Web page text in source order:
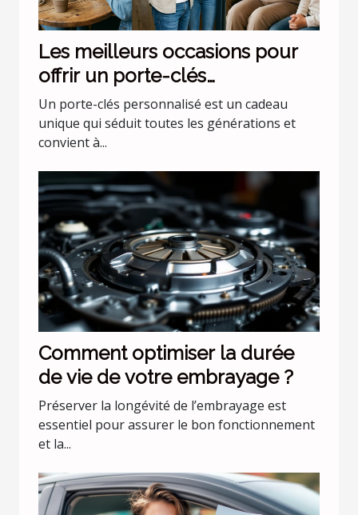
Les meilleurs occasions pour
offrir un porte-clés
personnalisé
Un porte-clés personnalisé est un cadeau
unique qui séduit toutes les générations et
convient à...
Comment optimiser la durée
de vie de votre embrayage ?
Préserver la longévité de l’embrayage est
essentiel pour assurer le bon fonctionnement
et la...